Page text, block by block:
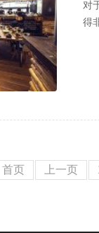
对
得
首页 上一页